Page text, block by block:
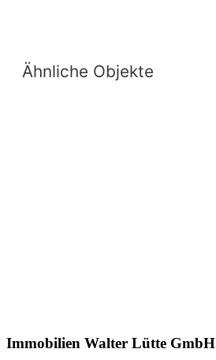
Ähnliche Objekte
Immobilien Walter Lütte GmbH